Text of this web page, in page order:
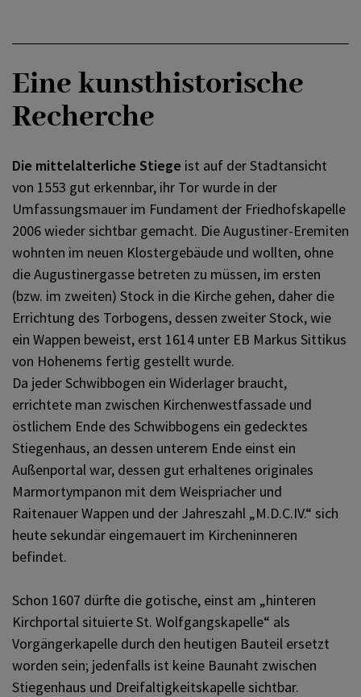
Eine kunsthistorische
Recherche
Die mittelalterliche Stiege ist auf der Stadtansicht
von 1553 gut erkennbar, ihr Tor wurde in der
Umfassungsmauer im Fundament der Friedhofskapelle
2006 wieder sichtbar gemacht. Die Augustiner-Eremiten
wohnten im neuen Klostergebäude und wollten, ohne
die Augustinergasse betreten zu müssen, im ersten
(bzw. im zweiten) Stock in die Kirche gehen, daher die
Errichtung des Torbogens, dessen zweiter Stock, wie
ein Wappen beweist, erst 1614 unter EB Markus Sittikus
von Hohenems fertig gestellt wurde.
Da jeder Schwibbogen ein Widerlager braucht,
errichtete man zwischen Kirchenwestfassade und
östlichem Ende des Schwibbogens ein gedecktes
Stiegenhaus, an dessen unterem Ende einst ein
Außenportal war, dessen gut erhaltenes originales
Marmortympanon mit dem Weispriacher und
Raitenauer Wappen und der Jahreszahl „M.D.C.IV.“ sich
heute sekundär eingemauert im Kircheninneren
befindet.
Schon 1607 dürfte die gotische, einst am „hinteren
Kirchportal situierte St. Wolfgangskapelle“ als
Vorgängerkapelle durch den heutigen Bauteil ersetzt
worden sein; jedenfalls ist keine Baunaht zwischen
Stiegenhaus und Dreifaltigkeitskapelle sichtbar.